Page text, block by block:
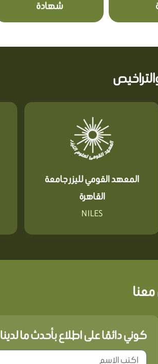
شهادة
المعهد القومي لليزر جامعة
القاهرة
NILES
كوني دائمًا على اطلاع بأحدث ما لدينا